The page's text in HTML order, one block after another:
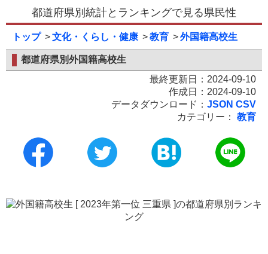
都道府県別統計とランキングで見る県民性
トップ 文化・くらし・健康 教育 外国籍高校生
都道府県別外国籍高校生
最終更新日：2024-09-10
作成日：2024-09-10
データダウンロード： JSON CSV
カテゴリー：
教育